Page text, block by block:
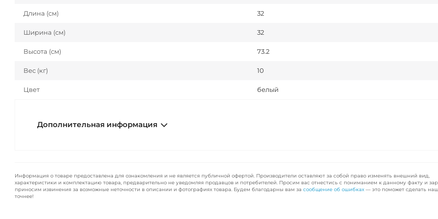
Длина (cм) 32
Ширина (см) 32
Высота (см) 73.2
Вес (кг) 10
Цвет белый
Дополнительная информация
Информация о товаре предоставлена для ознакомления и не является публичной офертой. Производители оставляют за собой право изменять внешний вид,
характеристики и комплектацию товара, предварительно не уведомляя продавцов и потребителей. Просим вас отнестись с пониманием к данному факту и
приносим извинения за возможные неточности в описании и фотографиях товара. Будем благодарны вам за сообщение об ошибках — это поможет сделать
точнее!